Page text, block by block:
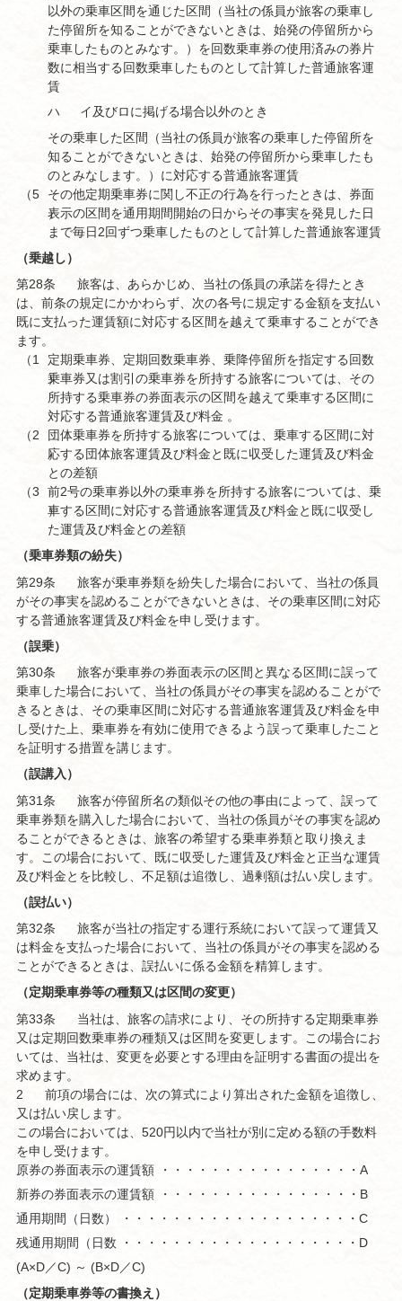
以外の乗車区間を通じた区間（当社の係員が旅客の乗車し
た停留所を知ることができないときは、始発の停留所から
乗車したものとみなす。）を回数乗車券の使用済みの券片
数に相当する回数乗車したものとして計算した普通旅客運
賃
ハ
イ及びロに掲げる場合以外のとき
その乗車した区間（当社の係員が旅客の乗車した停留所を
知ることができないときは、始発の停留所から乗車したも
のとみなします。）に対応する普通旅客運賃
（5
）
その他定期乗車券に関し不正の行為を行ったときは、券面
表示の区間を通用期間開始の日からその事実を発見した日
まで毎日2回ずつ乗車したものとして計算した普通旅客運賃
（乗越し）
第28条
旅客は、あらかじめ、当社の係員の承諾を得たとき
は、前条の規定にかかわらず、次の各号に規定する金額を支払い
既に支払った運賃額に対応する区間を越えて乗車することができ
ます。
（1
）
定期乗車券、定期回数乗車券、乗降停留所を指定する回数
乗車券又は割引の乗車券を所持する旅客については、その
所持する乗車券の券面表示の区間を越えて乗車する区間に
対応する普通旅客運賃及び料金 。
（2
）
団体乗車券を所持する旅客については、乗車する区間に対
応する団体旅客運賃及び料金と既に収受した運賃及び料金
との差額
（3
）
前2号の乗車券以外の乗車券を所持する旅客については、乗
車する区間に対応する普通旅客運賃及び料金と既に収受し
た運賃及び料金との差額
（乗車券類の紛失）
第29条
旅客が乗車券類を紛失した場合において、当社の係員
がその事実を認めることができないときは、その乗車区間に対応
する普通旅客運賃及び料金を申し受けます。
（誤乗）
第30条
旅客が乗車券の券面表示の区間と異なる区間に誤って
乗車した場合において、当社の係員がその事実を認めることがで
きるときは、その乗車区間に対応する普通旅客運賃及び料金を申
し受けた上、乗車券を有効に使用できるよう誤って乗車したこと
を証明する措置を講じます。
（誤講入）
第31条
旅客が停留所名の類似その他の事由によって、誤って
乗車券類を購入した場合において、当社の係員がその事実を認め
ることができるときは、旅客の希望する乗車券類と取り換えま
す。この場合において、既に収受した運賃及び料金と正当な運賃
及び料金とを比較し、不足額は追徴し、過剰額は払い戻します。
（誤払い）
第32条
旅客が当社の指定する運行系統において誤って運賃又
は料金を支払った場合において、当社の係員がその事実を認める
ことができるときは、誤払いに係る金額を精算します。
（定期乗車券等の種類又は区間の変更）
第33条
当社は、旅客の請求により、その所持する定期乗車券
又は定期回数乗車券の種類又は区間を変更します。この場合にお
いては、当社は、変更を必要とする理由を証明する書面の提出を
求めます。
2
前項の場合には、次の算式により算出された金額を追徴し、
又は払い戻します。
この場合においては、520円以内で当社が別に定める額の手数料
を申し受けます。
原券の券面表示の運賃額・・・・・・・・・・・・・・・・・・・・A
新券の券面表示の運賃額・・・・・・・・・・・・・・・・・・・・B
通用期間（日数）・・・・・・・・・・・・・・・・・・・・C
残通用期間（日数・・・・・・・・・・・・・・・・・・・・D
(A×D／C) ～ (B×D／C)
（定期乗車券等の書換え）